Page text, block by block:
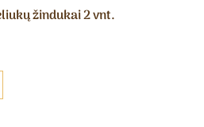
žindukai 2 vnt.